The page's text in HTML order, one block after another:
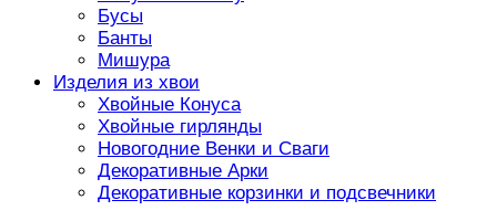
Бусы
Банты
Мишура
Изделия из хвои
Хвойные Конуса
Хвойные гирлянды
Новогодние Венки и Сваги
Декоративные Арки
Декоративные корзинки и подсвечники